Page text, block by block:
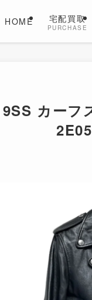
HOME 宅配買取
PURCHASE
カーフ